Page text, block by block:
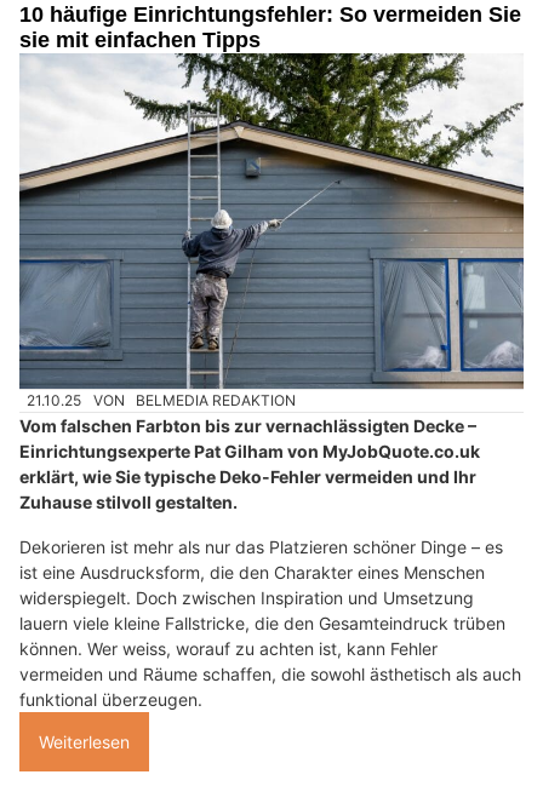
10 häufige Einrichtungsfehler: So vermeiden Sie
sie mit einfachen Tipps
21.10.25 VON BELMEDIA REDAKTION
Vom falschen Farbton bis zur vernachlässigten Decke –
Einrichtungsexperte Pat Gilham von MyJobQuote.co.uk
erklärt, wie Sie typische Deko-Fehler vermeiden und Ihr
Zuhause stilvoll gestalten.
Dekorieren ist mehr als nur das Platzieren schöner Dinge – es
ist eine Ausdrucksform, die den Charakter eines Menschen
widerspiegelt. Doch zwischen Inspiration und Umsetzung
lauern viele kleine Fallstricke, die den Gesamteindruck trüben
können. Wer weiss, worauf zu achten ist, kann Fehler
vermeiden und Räume schaffen, die sowohl ästhetisch als auch
funktional überzeugen.
Weiterlesen